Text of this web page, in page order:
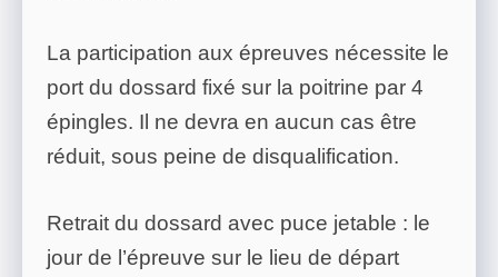
La participation aux épreuves nécessite le
port du dossard fixé sur la poitrine par 4
épingles. Il ne devra en aucun cas être
réduit, sous peine de disqualification.
Retrait du dossard avec puce jetable : le
jour de l’épreuve sur le lieu de départ